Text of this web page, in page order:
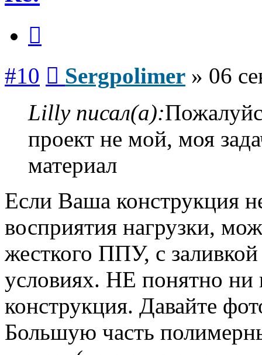
#10 Sergpolimer » 06
Lilly писал(а):
проект не мой, моя
материал
Если Ваша конструкция
восприятия нагрузки,
жесткого ППУ, с
условиях. НЕ понятно
конструкция. Давайте
Большую часть